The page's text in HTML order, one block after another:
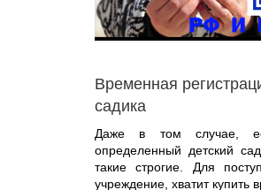
Временная
садика
Даже в том случае,
определенный детский
такие строгие. Для
учреждение, хватит